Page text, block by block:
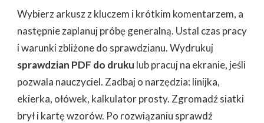
Wybierz arkusz z kluczem i krótkim komentarzem, a
następnie zaplanuj próbę generalną. Ustal czas pracy
i warunki zbliżone do sprawdzianu. Wydrukuj
sprawdzian PDF do druku lub pracuj na ekranie, jeśli
pozwala nauczyciel. Zadbaj o narzędzia: linijka,
ekierka, ołówek, kalkulator prosty. Zgromadź siatki
brył i kartę wzorów. Po rozwiązaniu sprawdź